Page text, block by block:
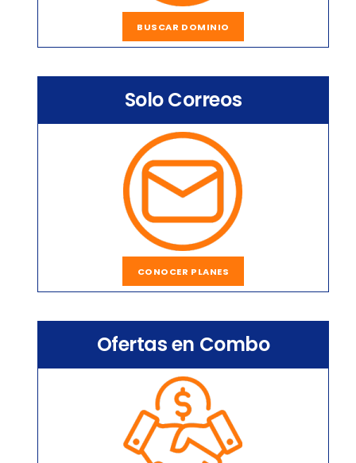
BUSCAR DOMINIO
Solo Correos
CONOCER PLANES
Ofertas en Combo